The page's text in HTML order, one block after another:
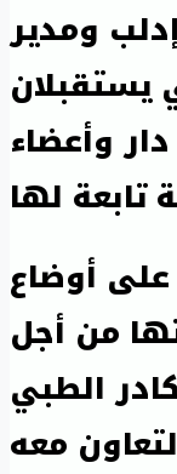
ومدير
وأعضاء
لها
أوضاع
من أجل
الطبي
معه